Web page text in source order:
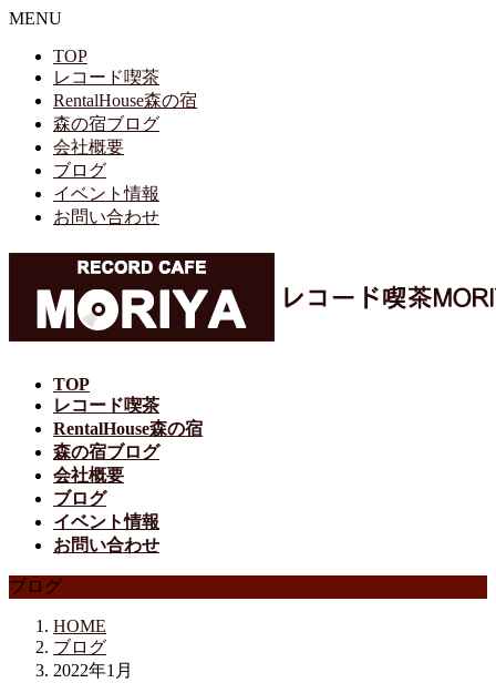
MENU
TOP
レコード喫茶
RentalHouse森の宿
森の宿ブログ
会社概要
ブログ
イベント情報
お問い合わせ
TOP
レコード喫茶
RentalHouse森の宿
森の宿ブログ
会社概要
ブログ
イベント情報
お問い合わせ
ブログ
HOME
ブログ
2022年1月